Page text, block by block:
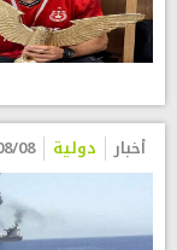
أخبار دولية 14:31